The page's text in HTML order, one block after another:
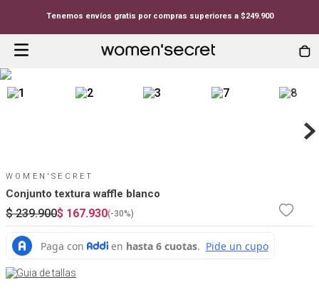
Tenemos envíos gratis por compras superiores a $249.900
WOMEN'SECRET
Conjunto textura waffle blanco
$ 239.900$ 167.930(-30%)
Guia de tallas